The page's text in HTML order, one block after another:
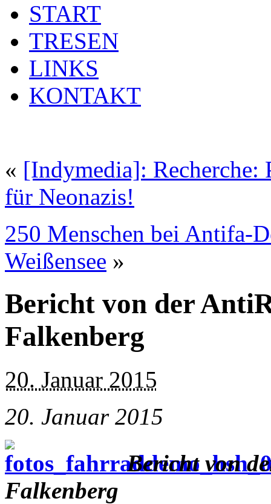
START
TRESEN
LINKS
KONTAKT
« [Indymedia]: Recherche:
für Neonazis!
250 Menschen bei Antifa-
Weißensee »
Bericht von der
Falkenberg
20. Januar 2015
20. Januar 2015
Bericht von
Falkenberg